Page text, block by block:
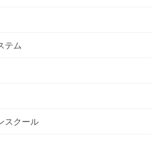
テム
スクール